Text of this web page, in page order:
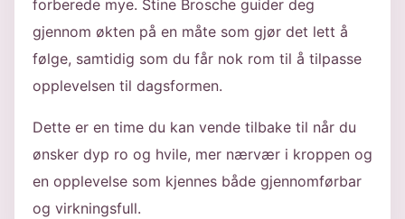
forberede mye. Stine Brosche guider deg
gjennom økten på en måte som gjør det lett å
følge, samtidig som du får nok rom til å tilpasse
opplevelsen til dagsformen.
Dette er en time du kan vende tilbake til når du
ønsker dyp ro og hvile, mer nærvær i kroppen og
en opplevelse som kjennes både gjennomførbar
og virkningsfull.